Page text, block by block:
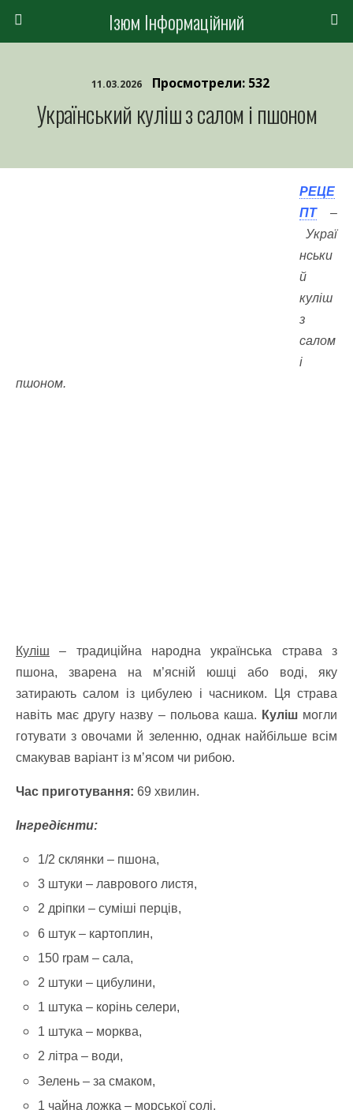
Ізюм Інформаційний
11.03.2026 Просмотрели: 532
Український куліш з салом і пшоном
РЕЦЕ
ПТ–
Украї
нськи
й
куліш
з
салом
і
пшоном.
Куліш – традиційна народна українська страва з
пшона, зварена на м’ясній юшці або воді, яку
затирають салом із цибулею і часником. Ця страва
навіть має другу назву – польова каша. Кулішмогли
готувати з овочами й зеленню, однак найбільше всім
смакував варіант із мʼясом чи рибою.
Час приготування: 69 хвилин.
Інгредієнти:
1/2 склянки – пшона,
3 штуки – лаврового листя,
2 дріпки – суміші перців,
6 штук – картоплин,
150 rрам – сала,
2 штуки – цибулини,
1 штука – корінь селери,
1 штука – морква,
2 літра – води,
Зелень – за смаком,
1 чайна ложка – морської солі.